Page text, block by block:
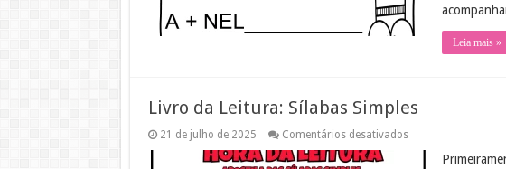
Leia mais »
Livro da Leitura: Sílabas Simples
21 de julho de 2025 Comentários desativadosem